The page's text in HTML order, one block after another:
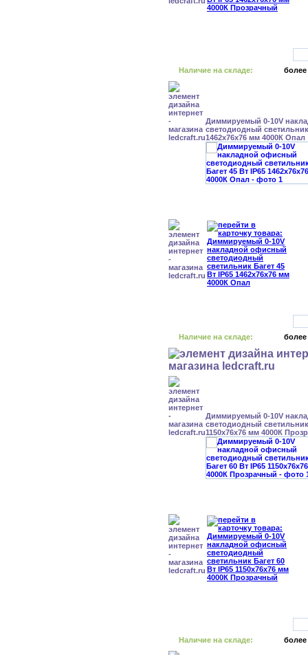
Наличие на складе: более
Диммируемый 0-10V
светодиодный светильник
1462x76x76 мм 4000К Опал
Наличие на складе: более
Диммируемый 0-10V
светодиодный светильник
1150x76x76 мм 4000К
Наличие на складе: более